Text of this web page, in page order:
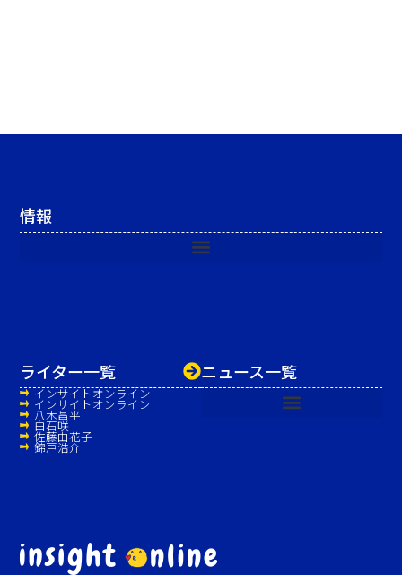
ニュース一覧
ライター一覧
インサイトオンライン
インサイトオンライン
八木昌平
白石咲
佐藤由花子
錦戸浩介
情報